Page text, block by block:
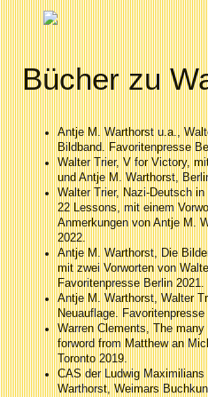
Bücher zu
Antje M. Warthorst u.a.,
Bildband. Favoritenpresse
Walter Trier, V for Victory,
und Antje M. Warthorst,
Walter Trier, Nazi-Deutsch
22 Lessons, mit einem
Anmerkungen von Antje M.
2022.
Antje M. Warthorst, Die
mit zwei Vorworten von
Favoritenpresse Berlin 2021.
Antje M. Warthorst, Walter
Neuauflage. Favoritenpresse
Warren Clements, The
forword from Matthew an
Toronto 2019.
CAS der Ludwig
Warthorst, Weimars